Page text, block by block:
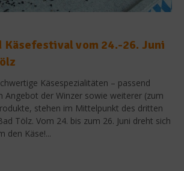
Käsefestival vom 24.-26. Juni
Käsespezialitäten – passend
Angebot der Winzer sowie weiterer (zum
stehen im Mittelpunkt des dritten
Tölz. Vom 24. bis zum 26. Juni dreht sich
den Käse!...